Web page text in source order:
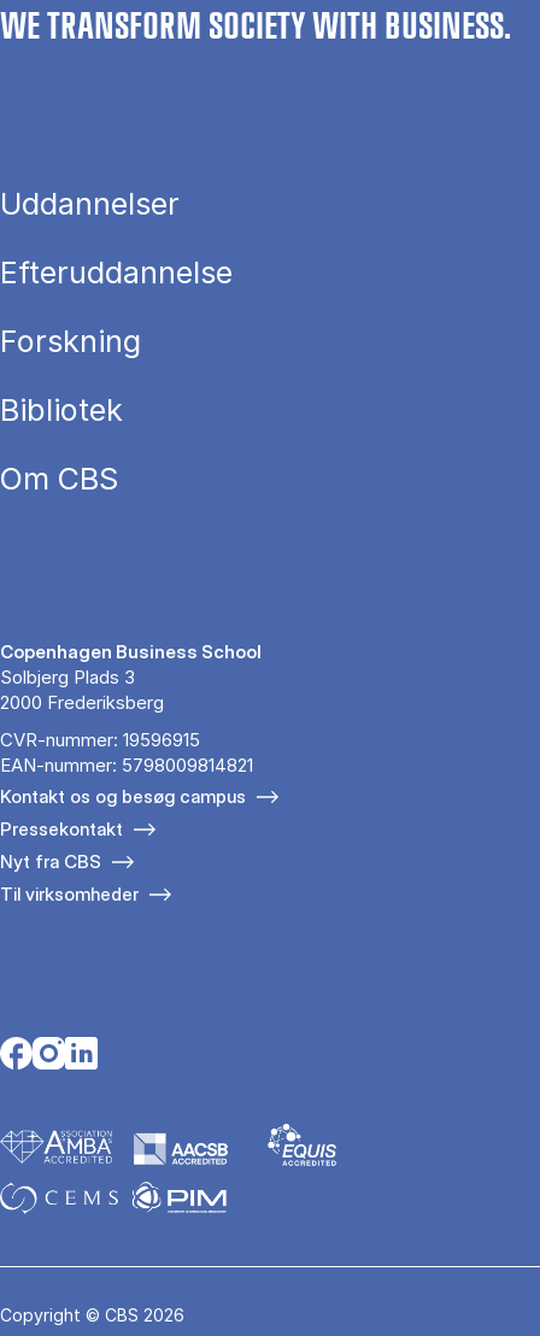
WE TRANSFORM SOCIETY WITH BUSINESS.
Uddannelser
Efteruddannelse
Forskning
Bibliotek
Om CBS
Copenhagen Business School
Solbjerg Plads 3
2000 Frederiksberg
CVR-nummer: 19596915
EAN-nummer: 5798009814821
Kontakt os og besøg campus
Pressekontakt
Nyt fra CBS
Til virksomheder
Opens in a new tab
Opens in a new tab
Opens in a new tab
Copyright © CBS 2026